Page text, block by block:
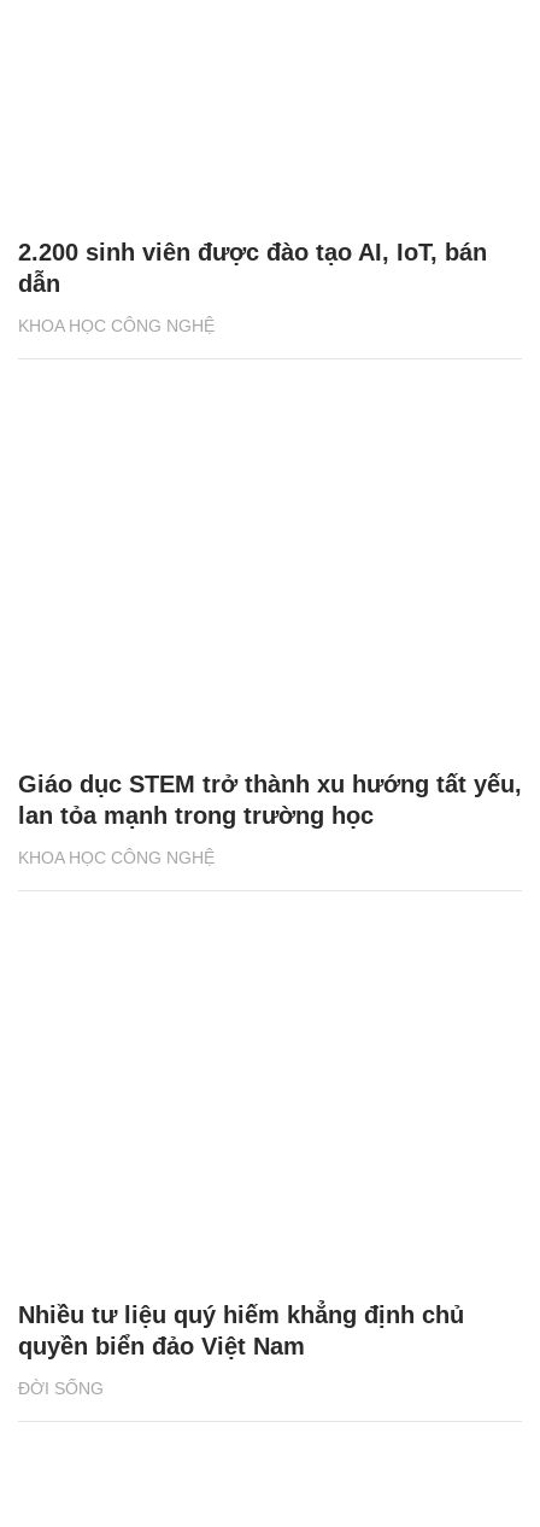
KHOA HỌC CÔNG NGHỆ
2.200 sinh viên được đào tạo AI, IoT, bán
dẫn
KHOA HỌC CÔNG NGHỆ
Giáo dục STEM trở thành xu hướng tất yếu,
lan tỏa mạnh trong trường học
ĐỜI SỐNG
Nhiều tư liệu quý hiếm khẳng định chủ
quyền biển đảo Việt Nam